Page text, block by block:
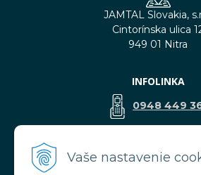
Vaše nastavenie
JAMTAL Slovakia,
Cintorínska ulica
949 01 Nitra
INFOLINKA
0948 449